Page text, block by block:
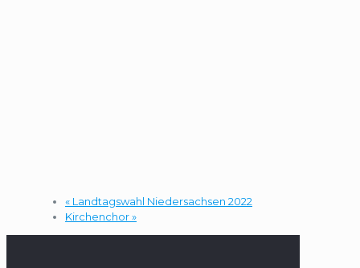
« Landtagswahl Niedersachsen 2022
Kirchenchor»